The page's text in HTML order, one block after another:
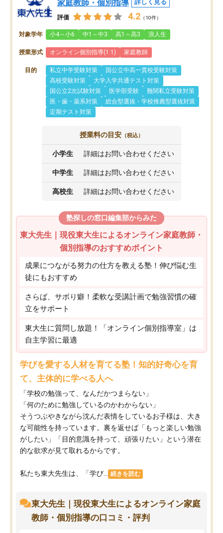
家庭教師・個別指導
詳しく見る
評価 4.2 （10件）
対象学年 小4～小6 中1～中3 高1～高3 浪人生
授業形式 オンライン個別指導(1:1) 家庭教師
目的 私立中学受験対策
国公立中高一貫校受験対策
高校受験対策
大学入学共通テスト対策
国公立2次試験対策
医学部受験
難関私立受験対策
医・歯・薬系対策
総合型選抜・学校推薦型選抜対策
定期テスト対策
授業料の目安 （税込）
小学生 詳細はお問い合わせください
中学生 詳細はお問い合わせください
高校生 詳細はお問い合わせください
塾探しの窓口編集部からみた
東大先生｜現役東大生によるオンライン家庭教師・
個別指導のおすすめポイント
成果につながる努力の仕方を教える塾！伸び悩む生
徒にもおすすめ
さらば、サボり癖！柔軟な受講計画で勉強習慣の確
立をサポート
東大生に質問し放題！「オンライン個別指導室」は
自主学習に最適
学びを愛する人材を育てる塾！知的好奇心を育
て、主体的に学べる人へ
「学校の勉強って、なんだかつまらない」
「何のために勉強しているのかわからない」
そうつぶやきながら沈んだ表情をしているお子様は、大き
な可能性を持っています。裏を返せば「もっと楽しい勉強
がしたい」「目的意識を持って、頑張りたい」という潜在
的な欲求が見て取れるからです。
私たち東大先生は、「学び... 続きを読む
東大先生｜現役東大生によるオンライン家庭
教師・個別指導の口コミ・評判